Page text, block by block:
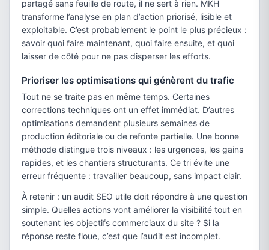
partagé sans feuille de route, il ne sert à rien. MKH
transforme l’analyse en plan d’action priorisé, lisible et
exploitable. C’est probablement le point le plus précieux :
savoir quoi faire maintenant, quoi faire ensuite, et quoi
laisser de côté pour ne pas disperser les efforts.
Prioriser les optimisations qui génèrent du trafic
Tout ne se traite pas en même temps. Certaines
corrections techniques ont un effet immédiat. D’autres
optimisations demandent plusieurs semaines de
production éditoriale ou de refonte partielle. Une bonne
méthode distingue trois niveaux : les urgences, les gains
rapides, et les chantiers structurants. Ce tri évite une
erreur fréquente : travailler beaucoup, sans impact clair.
À retenir : un audit SEO utile doit répondre à une question
simple. Quelles actions vont améliorer la visibilité tout en
soutenant les objectifs commerciaux du site ? Si la
réponse reste floue, c’est que l’audit est incomplet.